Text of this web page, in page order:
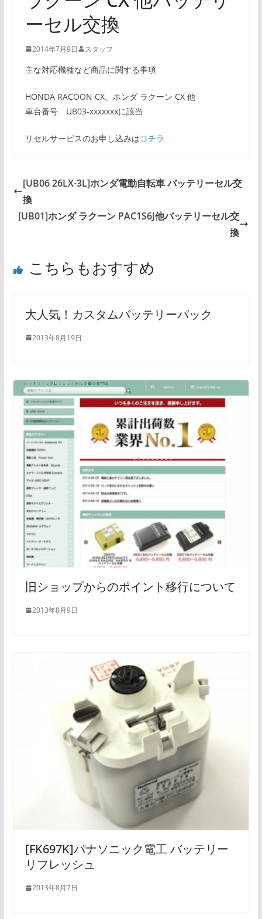
ーセル交換
2014年7月9日 スタッフ
主な対応機種など商品に関する事項
HONDA RACOON CX、ホンダ ラクーン CX 他
車台番号 UB03-xxxxxxxに該当
リセルサービスのお申し込みはコチラ
[UB06 26LX-3L]ホンダ電動自転車 バッテリーセル交
換
[UB01]ホンダ ラクーン PAC1S6J他バッテリーセル交
換
こちらもおすすめ
大人気！カスタムバッテリーパック
2013年8月19日
旧ショップからのポイント移行について
2013年8月9日
[FK697K]パナソニック電工 バッテリー
リフレッシュ
2013年8月7日